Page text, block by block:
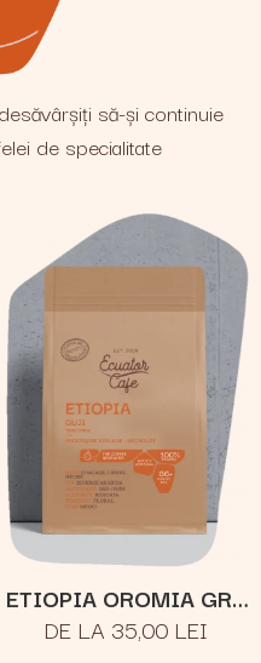
să-și continuie
de specialitate
ETIOPIA OROMIA GR.1
NATURAL
DE LA 35,00 LEI